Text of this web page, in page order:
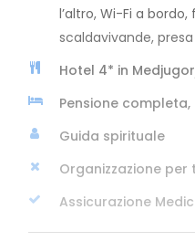
l’altro, Wi-Fi a
scaldavivande, presa
Hotel 4* in
Pensione
Guida spirituale
Organizzazione
Assicurazione